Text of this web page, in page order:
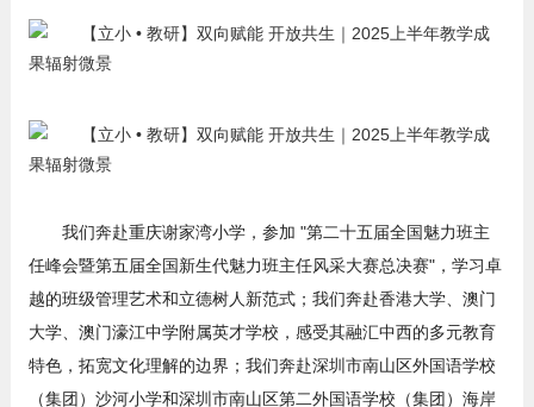
我们奔赴重庆谢家湾小学，参加 "第二十五届全国魅力班主
任峰会暨第五届全国新生代魅力班主任风采大赛总决赛"，学习卓
越的班级管理艺术和立德树人新范式；我们奔赴香港大学、澳门
大学、澳门濠江中学附属英才学校，感受其融汇中西的多元教育
特色，拓宽文化理解的边界；我们奔赴深圳市南山区外国语学校
（集团）沙河小学和深圳市南山区第二外国语学校（集团）海岸